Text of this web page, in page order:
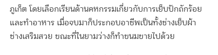
ภูเก็ต โดยเลือกเรียนด้านคหกรรมเกี่ยวกับการเย็บปักถักร้อย
และทำอาหาร เมื่อจบมาก็ประกอบอาชีพเป็นทั้งช่างเย็บผ้า
ช่างเสริมสวย ขณะที่ในยามว่างก็ทำขนมขายไปด้วย